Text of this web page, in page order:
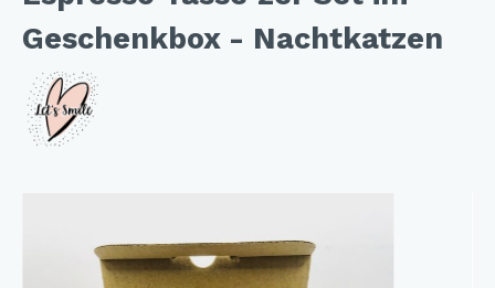
Geschenkbox - Nachtkatzen